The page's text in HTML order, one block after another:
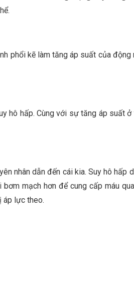
phổi kẽ làm tăng áp suất của động
hô hấp. Cùng với sự tăng áp suất
nhân dẫn đến cái kia. Suy hô hấp
mạch hơn để cung cấp máu
áp lực theo.